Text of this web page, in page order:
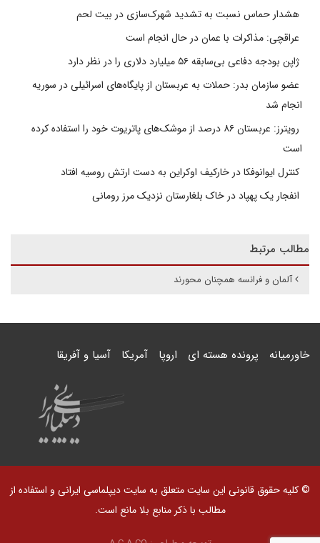
هشدار حماس نسبت به تشدید شهرک‌سازی در بیت‌ لحم
عراقچی: مذاکرات با عمان در حال انجام است
ژاپن بودجه دفاعی بی‌سابقه ۵۶ میلیارد دلاری را در نظر دارد
عضو سازمان بدر: حملات به عربستان از پایگاه‌های اسرائیلی در سوریه
انجام شد
رویترز: عربستان ۸۶ درصد از موشک‌های پاتریوت خود را استفاده کرده
است
کنترل ایوانوفکا در خارکیف اوکراین به دست ارتش روسیه افتاد
انفجار یک پهپاد در خاک بلغارستان نزدیک مرز رومانی
مطالب مرتبط
آلمان و فرانسه همچنان محورند
خاورمیانه پرونده هسته ای اروپا آمریکا آسیا و آفریقا
© کلیه حقوق قانونی این سایت متعلق به سایت دیپلماسی ایرانی و استفاده از
مطالب با ذکر منابع بلا مانع است.